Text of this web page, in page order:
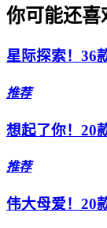
你可能还喜
星际探索！36
推荐
想起了你！20
推荐
伟大母爱！20